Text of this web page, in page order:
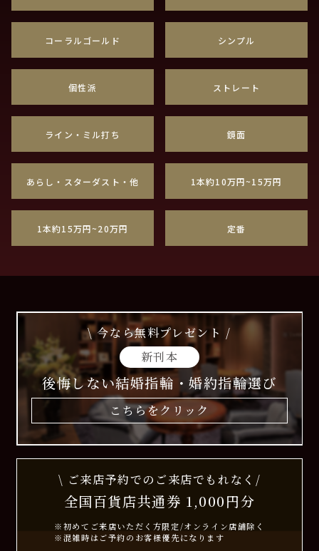
コーラルゴールド シンプル
個性派 ストレート
ライン・ミル打ち 鏡面
あらし・スターダスト・他 1本約10万円~15万円
1本約15万円~20万円 定番
\ 今なら無料プレゼント /
新刊本
後悔しない結婚指輪・婚約指輪選び
こちらをクリック
\ ご来店予約でのご来店でもれなく/
全国百貨店共通券 1,000円分
※初めてご来店いただく方限定/オンライン店舗除く
※混雑時はご予約のお客様優先になります